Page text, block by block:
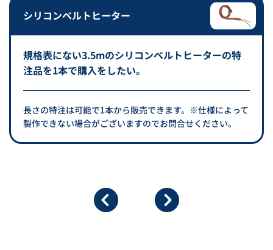
カタログダウンロード
カタログダウンロード
カタログダウンロード
シリコンベルトヒーター
規格表にない3.5mのシリコンベルトヒーターの特
注品を1本で購入をしたい。
長さの特注は可能で1本から販売できます。※仕様によって
製作できない場合がございますのでお問合せください。